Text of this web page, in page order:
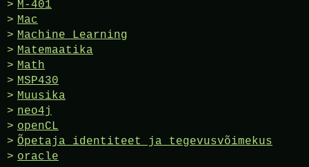
M-401
Mac
Machine Learning
Matemaatika
Math
MSP430
Muusika
neo4j
openCL
Õpetaja identiteet ja tegevusvõimekus
oracle